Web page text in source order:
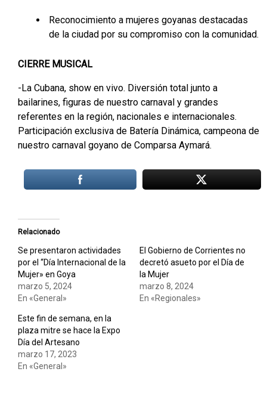
Reconocimiento a mujeres goyanas destacadas
de la ciudad por su compromiso con la comunidad.
CIERRE MUSICAL
-La Cubana, show en vivo. Diversión total junto a
bailarines, figuras de nuestro carnaval y grandes
referentes en la región, nacionales e internacionales.
Participación exclusiva de Batería Dinámica, campeona de
nuestro carnaval goyano de Comparsa Aymará.
Relacionado
Se presentaron actividades
por el “Día Internacional de la
Mujer» en Goya
marzo 5, 2024
En «General»
El Gobierno de Corrientes no
decretó asueto por el Día de
la Mujer
marzo 8, 2024
En «Regionales»
Este fin de semana, en la
plaza mitre se hace la Expo
Día del Artesano
marzo 17, 2023
En «General»